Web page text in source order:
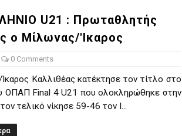
U21 : Πρωταθλητής
ο Μίλωνας/'Ικαρος
0 Comments
Καλλιθέας κατέκτησε τον τίτλο στο
OΠΑΠ Final 4 U21 που ολοκληρώθηκε στην
τελικό νίκησε 59-46 τον Ι...